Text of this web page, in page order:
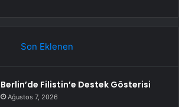
Son Eklenen
Berlin’de Filistin’e Destek Gösterisi
Ağustos 7, 2026